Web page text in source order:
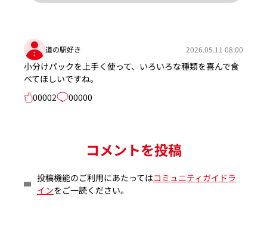
道の駅好き 2026.05.11 08:00
小分けパックを上手く使って、いろいろな種類を喜んで食
べてほしいですね。
00002
00000
コメントを投稿
投稿機能のご利用にあたってはコミュニティガイドラ
インをご一読ください。